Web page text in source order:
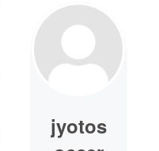
jyotos